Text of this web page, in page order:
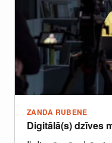
ZANDA RUBENE
Digitālā(s) dzīves